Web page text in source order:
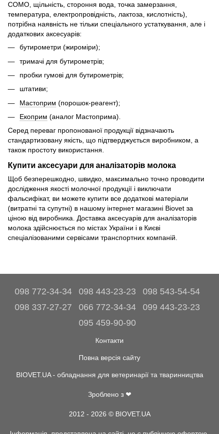
СОМО, щільність, стороння вода, точка замерзання,
температура, електропровідність, лактоза, кислотність),
потрібна наявність не тільки спеціального устаткування, але і
додаткових аксесуарів:
бутирометри (жироміри);
тримачі для бутирометрів;
пробки гумові для бутирометрів;
штативи;
Мастоприм (порошок-реагент);
Екоприм (аналог Мастоприма).
Серед переваг пропонованої продукції відзначають
стандартизовану якість, що підтверджується виробником, а
також простоту використання.
Купити аксесуари для аналізаторів молока
Щоб безперешкодно, швидко, максимально точно проводити
дослідження якості молочної продукції і виключати
фальсифікат, ви можете купити все додаткові матеріали
(витратні та супутні) в нашому інтернет магазині Biovet за
ціною від виробника. Доставка аксесуарів для аналізаторів
молока здійснюється по містах України і в Києві
спеціалізованими сервісами транспортних компаній.
098 772-34-34 098 443-23-23
098 543-54-54
098 337-27-27
066 772-34-34
099 443-23-23
095 459-90-90
Контакти
Повна версія сайту
BIOVET.UA - обладнання для ветеринарії та тваринництва
Зроблено з ❤
2012 - 2026 © BIOVET.UA